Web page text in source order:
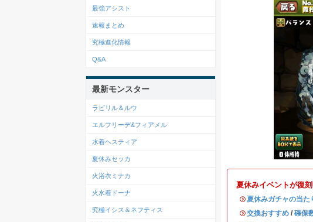
夏休みイベントが復刻
・夏休みガチャの当た
・交換おすすめ / 確保
最強アシスト
速報まとめ
究極進化情報
Q&A
最新モンスター
ラビリル＆ルウ
エルフリーデ&フィアメル
水着ヘスティア
夏休みセッカ
火浴衣ミナカ
火水着ドーナ
究極イシス＆ネフティス